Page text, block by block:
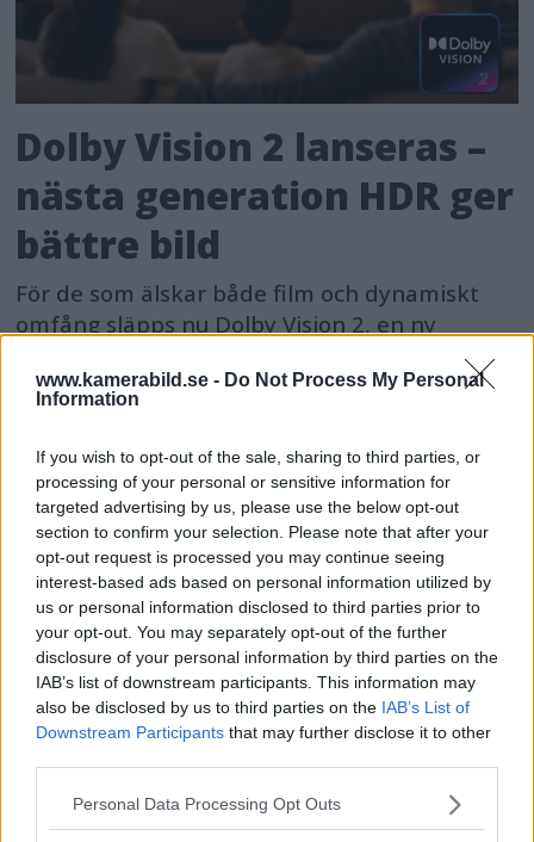
www.kamerabild.se - Do Not Process My Personal
Information
If you wish to opt-out of the sale, sharing to third parties, or
processing of your personal or sensitive information for
targeted advertising by us, please use the below opt-out
section to confirm your selection. Please note that after your
opt-out request is processed you may continue seeing
interest-based ads based on personal information utilized by
us or personal information disclosed to third parties prior to
your opt-out. You may separately opt-out of the further
disclosure of your personal information by third parties on the
IAB’s list of downstream participants. This information may
also be disclosed by us to third parties on the IAB’s List of
Downstream Participants that may further disclose it to other
Please note that this website/app uses one or more Google
Personal Data Processing Opt Outs
Dolby Vision 2 lanseras –
nästa generation HDR ger
bättre bild
För de som älskar både film och dynamiskt
omfång släpps nu Dolby Vision 2, en ny
bildmotor som analyserar bilden och scenen
och förbättrar den för tittaren.
OM System lanserar
gratislån av kameror &